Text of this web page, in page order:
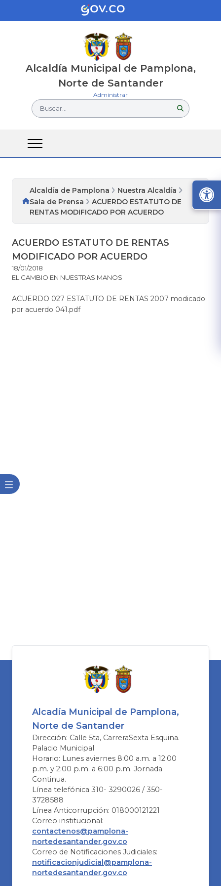
Alcaldía Municipal de Pamplona,
Norte de Santander
Administrar
Buscar...
Alcaldía de Pamplona
Nuestra Alcaldía
Sala de Prensa
ACUERDO ESTATUTO DE
RENTAS MODIFICADO POR ACUERDO
ACUERDO ESTATUTO DE RENTAS
MODIFICADO POR ACUERDO
18/01/2018
EL CAMBIO EN NUESTRAS MANOS
ACUERDO 027 ESTATUTO DE RENTAS 2007 modicado
por acuerdo 041.pdf
Alcadía Municipal de Pamplona,
Norte de Santander
Dirección: Calle 5ta, CarreraSexta Esquina.
Palacio Municipal
Horario: Lunes aviernes 8:00 a.m. a 12:00
p.m. y 2:00 p.m. a 6:00 p.m. Jornada
Continua.
Línea telefónica 310- 3290026 / 350-
3728588
Línea Anticorrupción: 018000121221
Correo institucional:
contactenos@pamplona-
nortedesantander.gov.co
Correo de Notificaciones Judiciales:
notificacionjudicial@pamplona-
nortedesantander.gov.co